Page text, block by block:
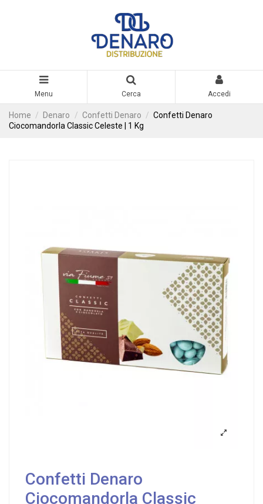
Menu Cerca Accedi
Home Denaro Confetti Denaro
Confetti Denaro
Ciocomandorla Classic Celeste | 1 Kg
Confetti Denaro
Ciocomandorla Classic